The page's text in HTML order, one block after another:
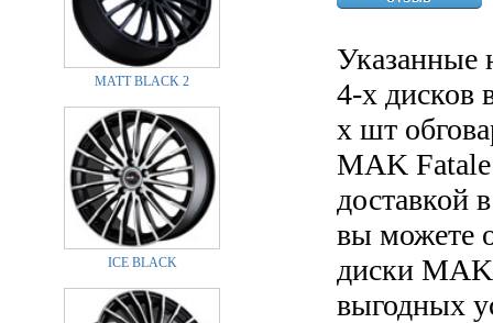
MATT BLACK 2
ICE BLACK
Указанные
4-х дисков
х шт
MAK
доставкой
вы можете
диски
выгодных